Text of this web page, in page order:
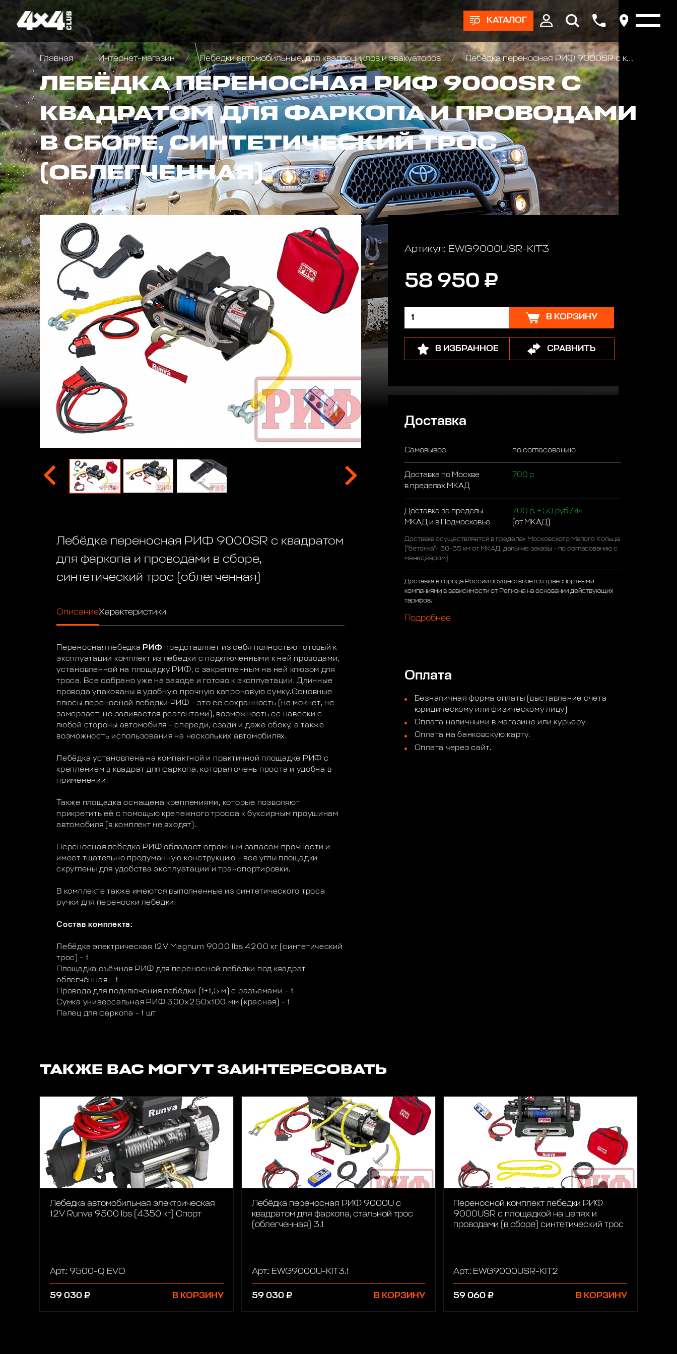
КАТАЛОГ
Главная Интернет-магазин Лебедки автомобильные, для квадроциклов и эвакуаторов Лебёдка переносная РИФ 9000SR c квадратом для фаркопа и проводами в сборе, синтетический трос (облегченная)
ЛЕБЁДКА ПЕРЕНОСНАЯ РИФ 9000SR C
КВАДРАТОМ ДЛЯ ФАРКОПА И ПРОВОДАМИ
В СБОРЕ, СИНТЕТИЧЕСКИЙ ТРОС
(ОБЛЕГЧЕННАЯ)
Лебёдка переносная РИФ 9000SR c квадратом
для фаркопа и проводами в сборе,
синтетический трос (облегченная)
ОписаниеХарактеристики
Переносная лебедка РИФ представляет из себя полностью готовый к
эксплуатации комплект из лебедки с подключенными к ней проводами,
установленной на площадку РИФ, с закрепленным на ней клюзом для
троса. Все собрано уже на заводе и готово к эксплуатации. Длинные
провода упакованы в удобную прочную капроновую сумку.Основные
плюсы переносной лебедки РИФ - это ее сохранность (не мокнет, не
замерзает, не заливается реагентами), возможность ее навески с
любой стороны автомобиля – спереди, сзади и даже сбоку, а также
возможность использования на нескольких автомобилях.
Лебёдка установлена на компактной и практичной площадке РИФ с
креплением в квадрат для фаркопа, которая очень проста и удобна в
применении.
Также площадка оснащена креплениями, которые позволяют
прикретить её с помощью крепежного тросса к буксирным проушинам
автомобиля (в комплект не входят).
Переносная лебедка РИФ обладает огромным запасом прочности и
имеет тщательно продуманную конструкцию - все углы площадки
скруглены для удобства эксплуатации и транспортировки.
В комплекте также имеются выполненные из синтетического троса
ручки для переноски лебедки.
Состав комплекта:
Лебёдка электрическая 12V Magnum 9000 lbs 4200 кг (синтетический
трос) - 1
Площадка съёмная РИФ для переносной лебёдки под квадрат
облегчённая - 1
Провода для подключения лебёдки (1+1,5 м) с разъемами - 1
Сумка универсальная РИФ 300х250х100 мм (красная) - 1
Палец для фаркопа - 1 шт
Артикул: EWG9000USR-KIT3
58 950 ₽
В КОРЗИНУ
В ИЗБРАННОЕ СРАВНИТЬ
Доставка
Самовывоз по согласованию
Доставка по Москве
в пределах МКАД
700 р
Доставка за пределы
МКАД и в Подмосковье
700 р. + 50 руб./км
(от МКАД)
Доставка осуществляется в пределах Московского Малого Кольца
("бетонка"- 30-35 км от МКАД, дальние заказы - по согласованию с
менеджером)
Доставка в города России осуществляется транспортными
компаниями в зависимости от Региона на основании действующих
тарифов.
Подробнее
Оплата
Безналичная форма оплаты (выставление счета
юридическому или физическому лицу)
Оплата наличными в магазине или курьеру.
Оплата на банковскую карту.
Оплата через сайт.
ТАКЖЕ ВАС МОГУТ ЗАИНТЕРЕСОВАТЬ
Лебедка автомобильная электрическая
12V Runva 9500 lbs (4350 кг) Спорт
Арт.: 9500-Q EVO
59 030 ₽ В КОРЗИНУ
Лебёдка переносная РИФ 9000U c
квадратом для фаркопа, стальной трос
(облегченная) 3.1
Арт.: EWG9000U-KIT3.1
59 030 ₽ В КОРЗИНУ
Переносной комплект лебедки РИФ
9000USR c площадкой на цепях и
проводами (в сборе) синтетический трос
Арт.: EWG9000USR-KIT2
59 060 ₽ В КОРЗИНУ